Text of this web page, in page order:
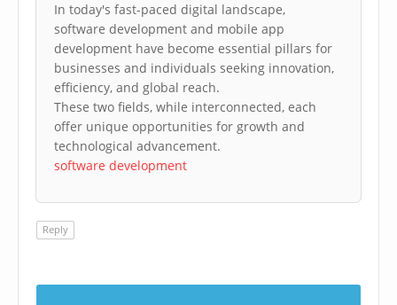
In today's fast-paced digital landscape,
software development and mobile app
development have become essential pillars for
businesses and individuals seeking innovation,
efficiency, and global reach.
These two fields, while interconnected, each
offer unique opportunities for growth and
technological advancement.
software development
Reply